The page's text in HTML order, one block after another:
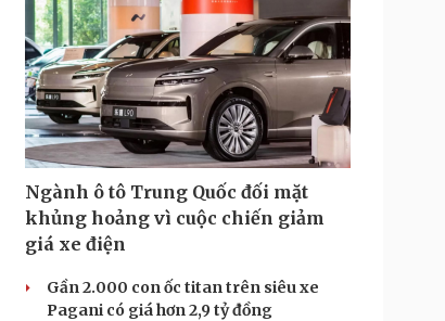
Ngành ô tô Trung Quốc đối mặt
khủng hoảng vì cuộc chiến giảm
giá xe điện
Gần 2.000 con ốc titan trên siêu xe
Pagani có giá hơn 2,9 tỷ đồng